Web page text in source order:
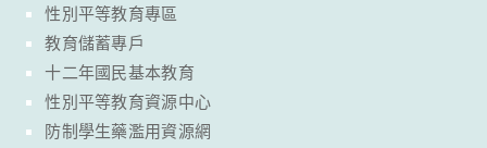
性別平等教育專區
教育儲蓄專戶
十二年國民基本教育
性別平等教育資源中心
防制學生藥濫用資源網